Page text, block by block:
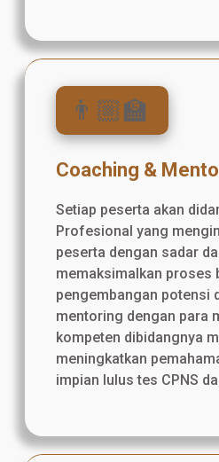
👨🏼‍🏫
Coaching &
Setiap peserta akan
Profesional yang
peserta dengan sadar
memaksimalkan proses
pengembangan potensi
mentoring dengan para
kompeten dibidangnya
meningkatkan
impian lulus tes CPNS